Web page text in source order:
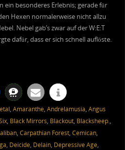
ein besonderes Erlebnis; gerade für
Hexen normalerweise nicht allzu
Nebel gab’s zwar auf der W:E:T
dafür, dass er sich schnell auflöste.
, Amaranthe, Andrelamusia, Angus
, Black Mirrors, Blackout, Blacksheep.,
, Carpathian Forest, Cemican,
, Deicide, Delain, Depressive Age,